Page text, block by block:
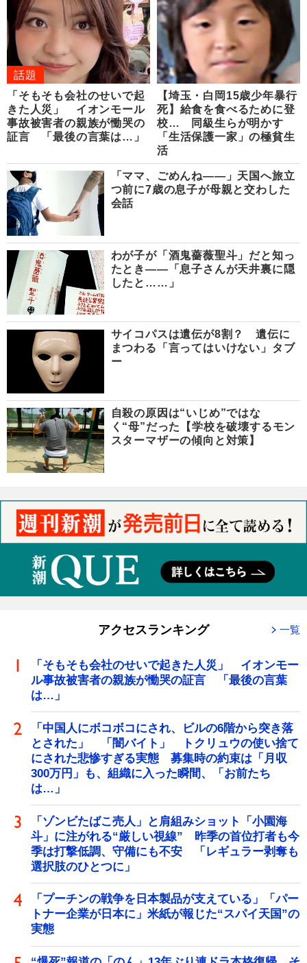
話題
「そもそも会社のせいで起
きた人災」 イオンモール
事故被害者の親族が慟哭の
証言 「最後の言葉は…」
【埼玉・白岡15歳少年暴行
死】給食を食べるために登
校… 同級生らが明かす
「生活保護一家」の極貧生
活
「ママ、ごめんね――」天国へ旅立
つ前に7歳の息子が母親と交わした
会話
わが子が「酒鬼薔薇聖斗」だと知っ
たとき――「息子さんが天井裏に隠
したと……」
サイコパスは遺伝が8割？ 遺伝に
まつわる「言ってはいけない」タブ
ー
自殺の原因は“いじめ”ではな
く“母”だった【学校を破壊するモン
スターマザーの傾向と対策】
アクセスランキング 一覧
「そもそも会社のせいで起きた人災」 イオンモー
ル事故被害者の親族が慟哭の証言 「最後の言葉
は…」
「中国人にボコボコにされ、ビルの6階から突き落
とされた」 「闇バイト」 トクリュウの使い捨て
にされた悲惨すぎる実態 募集時の約束は「月収
300万円」も、組織に入った瞬間、「お前たち
は…」
「ゾンビたばこ売人」と肩組みショット「小園海
斗」に注がれる“厳しい視線” 昨季の首位打者も今
季は打撃低調、守備にも不安 「レギュラー剥奪も
選択肢のひとつに」
「プーチンの戦争を日本製品が支えている」「パー
トナー企業が日本に」米紙が報じた“スパイ天国”の
実態